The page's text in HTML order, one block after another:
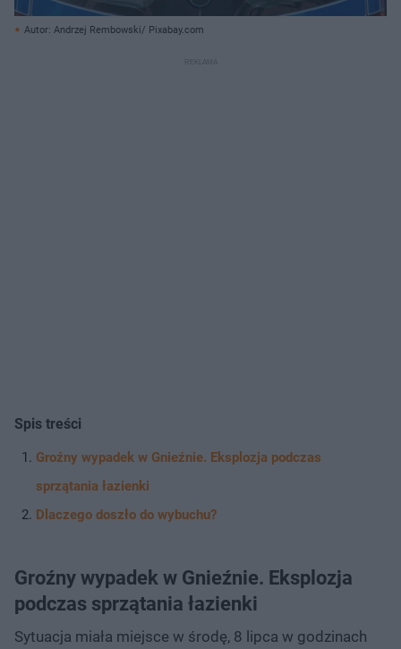
Autor: Andrzej Rembowski/ Pixabay.com
Spis treści
Groźny wypadek w Gnieźnie. Eksplozja podczas
sprzątania łazienki
Dlaczego doszło do wybuchu?
Groźny wypadek w Gnieźnie. Eksplozja
podczas sprzątania łazienki
Sytuacja miała miejsce w środę, 8 lipca w godzinach